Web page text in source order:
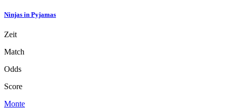
Ninjas in Pyjamas
Zeit
Match
Odds
Score
Monte